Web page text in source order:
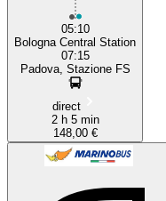
05:10
Bologna Central Station
07:15
Padova, Stazione FS
direct
2 h 5 min
148,00 €